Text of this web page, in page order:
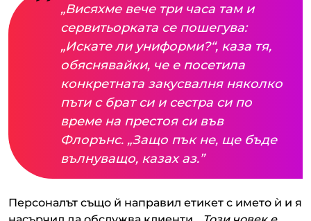
„Висяхме вече три часа там и
сервитьорката се пошегува:
„Искате ли униформи?“, каза тя,
обяснявайки, че е посетила
конкретната закусвалня няколко
пъти с брат си и сестра си по
време на престоя си във
Флорънс. „Защо пък не, ще бъде
вълнуващо, казах аз.”
Персоналът също й направил етикет с името ѝ и я